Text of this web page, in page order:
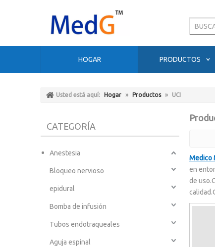
HOGAR PRODUCTOS
Usted está aquí: Hogar » Productos » UCI
CATEGORÍA
Anestesia
Bloqueo nervioso
epidural
Bomba de infusión
Tubos endotraqueales
Aguja espinal
Medico
en
de